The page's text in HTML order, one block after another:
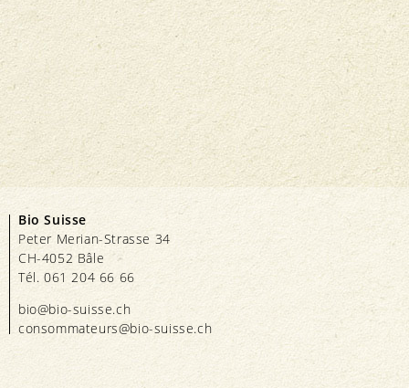
Bio Suisse
Peter Merian-Strasse 34
CH-4052 Bâle
Tél. 061 204 66 66
bio@bio-suisse.ch
consommateurs@bio-suisse.ch